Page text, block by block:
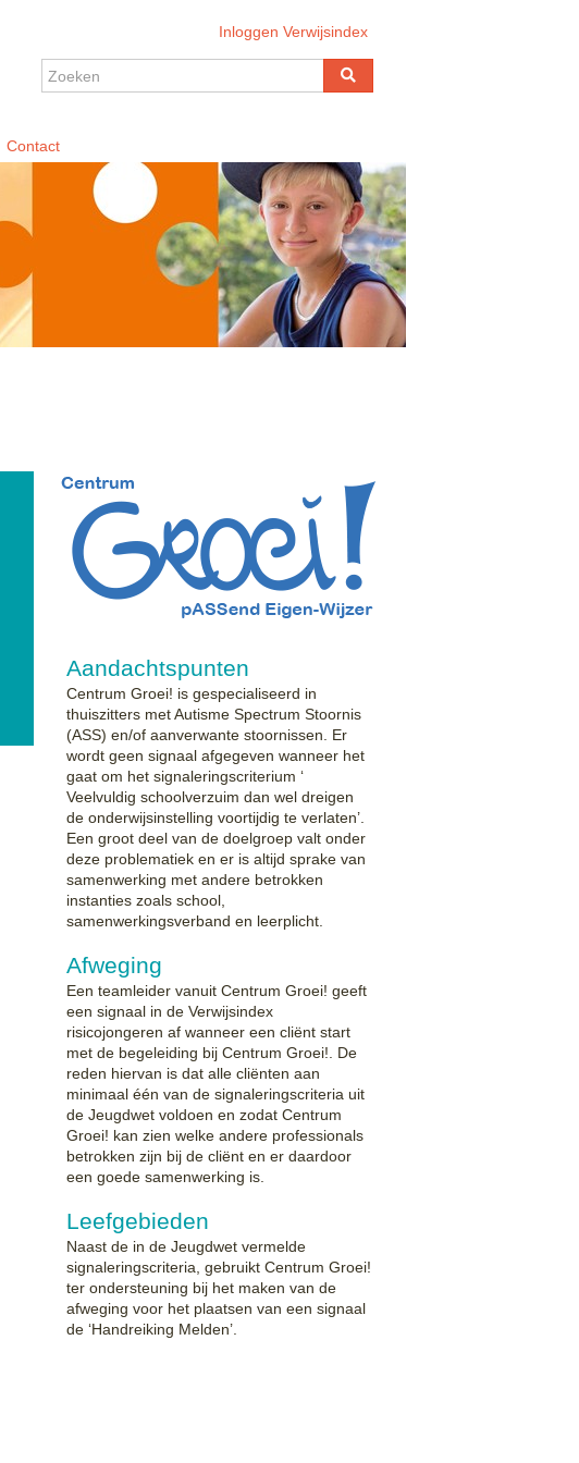
Inloggen Verwijsindex
Contact
Aandachtspunten
Centrum Groei! is gespecialiseerd in
thuiszitters met Autisme Spectrum Stoornis
(ASS) en/of aanverwante stoornissen. Er
wordt geen signaal afgegeven wanneer het
gaat om het signaleringscriterium ‘
Veelvuldig schoolverzuim dan wel dreigen
de onderwijsinstelling voortijdig te verlaten’.
Een groot deel van de doelgroep valt onder
deze problematiek en er is altijd sprake van
samenwerking met andere betrokken
instanties zoals school,
samenwerkingsverband en leerplicht.
Afweging
Een teamleider vanuit Centrum Groei! geeft
een signaal in de Verwijsindex
risicojongeren af wanneer een cliënt start
met de begeleiding bij Centrum Groei!. De
reden hiervan is dat alle cliënten aan
minimaal één van de signaleringscriteria uit
de Jeugdwet voldoen en zodat Centrum
Groei! kan zien welke andere professionals
betrokken zijn bij de cliënt en er daardoor
een goede samenwerking is.
Leefgebieden
Naast de in de Jeugdwet vermelde
signaleringscriteria, gebruikt Centrum Groei!
ter ondersteuning bij het maken van de
afweging voor het plaatsen van een signaal
de ‘Handreiking Melden’.